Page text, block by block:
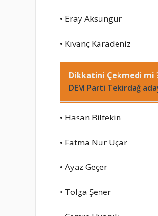
• Eray Aksungur
• Kıvanç Karadeniz
Dikkatini Çekmedi mi
DEM Parti Tekirdağ
• Hasan Biltekin
• Fatma Nur Uçar
• Ayaz Geçer
• Tolga Şener